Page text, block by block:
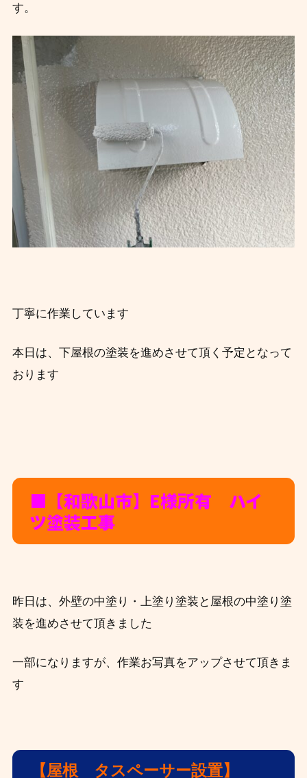
す。
丁寧に作業しています
本日は、下屋根の塗装を進めさせて頂く予定となって
おります
■【和歌山市】E様所有 ハイ
ツ塗装工事
昨日は、外壁の中塗り・上塗り塗装と屋根の中塗り塗
装を進めさせて頂きました
一部になりますが、作業お写真をアップさせて頂きま
す
【屋根 タスペーサー設置】